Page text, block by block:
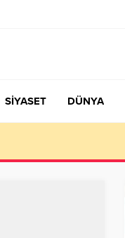
SİYASET DÜNYA